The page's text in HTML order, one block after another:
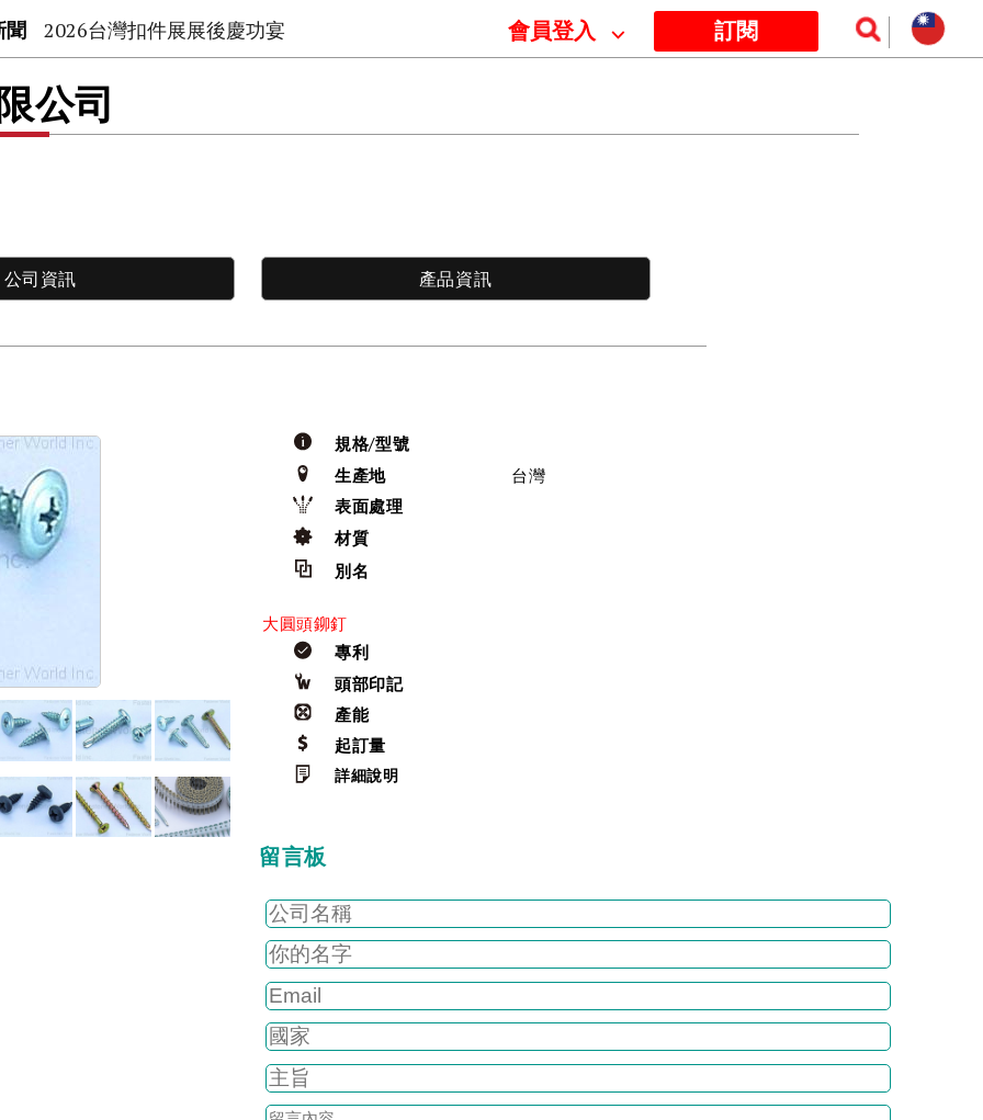
聞 2026台灣扣件展展後慶功宴 會員登入 ⌵ 訂閱
公司
公司資訊 產品資訊
規格/型號
生產地
台灣
表面處理
材質
別名
大圓頭鉚釘
專利
頭部印記
產能
起訂量
詳細說明
留言板